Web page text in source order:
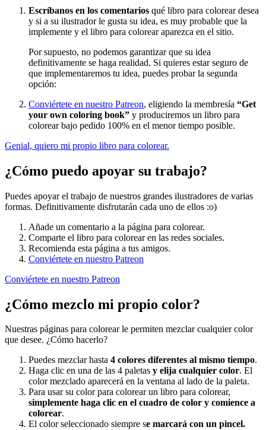
Escríbanos en los comentarios qué libro para colorear desea
y si a su ilustrador le gusta su idea, es muy probable que la
implemente y el libro para colorear aparezca en el sitio.
Por supuesto, no podemos garantizar que su idea
definitivamente se haga realidad. Si quieres estar seguro de
que implementaremos tu idea, puedes probar la segunda
opción:
Conviértete en nuestro Patreon, eligiendo la membresía “Get
your own coloring book” y produciremos un libro para
colorear bajo pedido 100% en el menor tiempo posible.
Genial, quiero mi propio libro para colorear.
¿Cómo puedo apoyar su trabajo?
Puedes apoyar el trabajo de nuestros grandes ilustradores de varias
formas. Definitivamente disfrutarán cada uno de ellos :o)
Añade un comentario a la página para colorear.
Comparte el libro para colorear en las redes sociales.
Recomienda esta página a tus amigos.
Conviértete en nuestro Patreon
Conviértete en nuestro Patreon
¿Cómo mezclo mi propio color?
Nuestras páginas para colorear le permiten mezclar cualquier color
que desee. ¿Cómo hacerlo?
Puedes mezclar hasta 4 colores diferentes al mismo tiempo.
Haga clic en una de las 4 paletas y elija cualquier color. El
color mezclado aparecerá en la ventana al lado de la paleta.
Para usar su color para colorear un libro para colorear,
simplemente haga clic en el cuadro de color y comience a
colorear.
El color seleccionado siempre se marcará con un pincel.